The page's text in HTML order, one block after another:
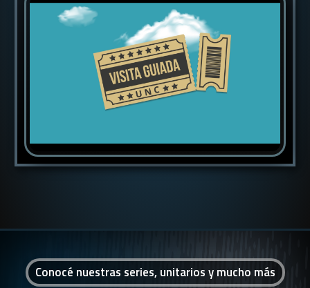
Conocé nuestras series, unitarios y mucho más